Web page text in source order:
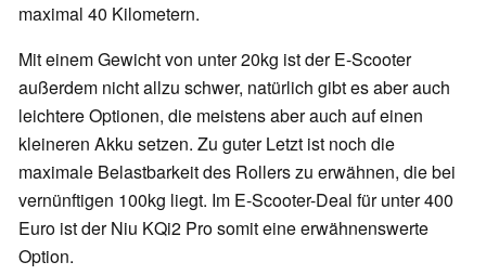
maximal 40 Kilometern.
Mit einem Gewicht von unter 20kg ist der E-Scooter
außerdem nicht allzu schwer, natürlich gibt es aber auch
leichtere Optionen, die meistens aber auch auf einen
kleineren Akku setzen. Zu guter Letzt ist noch die
maximale Belastbarkeit des Rollers zu erwähnen, die bei
vernünftigen 100kg liegt. Im E-Scooter-Deal für unter 400
Euro ist der Niu KQi2 Pro somit eine erwähnenswerte
Option.